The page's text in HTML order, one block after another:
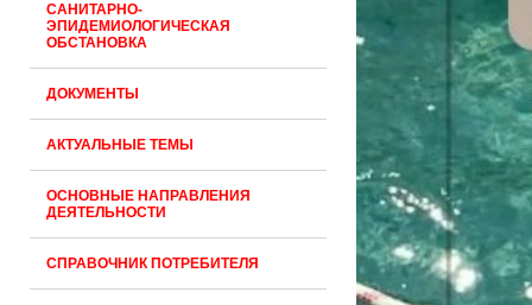
САНИТАРНО-
ЭПИДЕМИОЛОГИЧЕСКАЯ
ОБСТАНОВКА
ДОКУМЕНТЫ
АКТУАЛЬНЫЕ ТЕМЫ
ОСНОВНЫЕ НАПРАВЛЕНИЯ
ДЕЯТЕЛЬНОСТИ
СПРАВОЧНИК ПОТРЕБИТЕЛЯ